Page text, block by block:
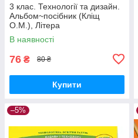
3 клас. Технології та дизайн.
Альбом~посібник (Кліщ
О.М.), Літера
В наявності
76 ₴ 80 ₴
Купити
–5%